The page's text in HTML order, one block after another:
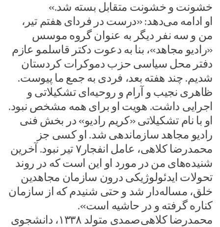
خشونت و خشونت متقابل بسته شد.»
او ادامه می‌دهد: «درست در فردای هفتم تیر،
من و سه نفر دیگر به عنوان گروه موسس
«رادیو مجاهد»، بنا به دعوت دکتر قاسلمو عازم
دفتر محل سیاسی حزب دموکرات کردستان
شدیم. چند هفته بعد، فردی به جمع ما پیوست.
ظاهری نجیب و آرام و روحیه‌ای تشکیلاتی و
اجرایی داشت. هویت او برای همه مشخص نبود.
او با نام تشکیلاتی «کریم رادیو» در بخش فنی
رادیو مجاهد سازماندهی شد. او کسی جز
محمدرضا کلاهی، عامل انفجار۷ تیر نبود. آخرین
شنیده‌های من در مورد او این است که در روند
تحولات ایدئولوژیکی درون سازمان مجاهدین
خلق، مساله‌دار شد و حتی شنیدم که از سازمان
کناره گرفته و در حاشیه است».
محمدرضا کلاهی‌صمدی متولد ۱۳۳۸، دانشجوی